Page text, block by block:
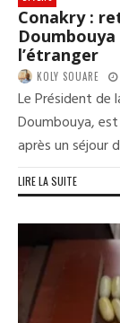
Conakry :
Doumbouya
l’étranger
KOLY SOUARE
Le Président de
Doumbouya,
après un séjour
LIRE LA SUITE